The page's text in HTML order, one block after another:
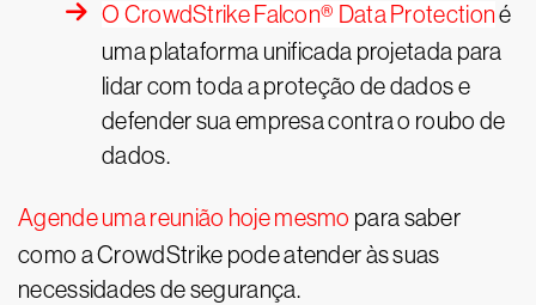
O CrowdStrike Falcon® Data Protectioné
uma plataforma unificada projetada para
lidar com toda a proteção de dados e
defender sua empresa contra o roubo de
dados.
Agende uma reunião hoje mesmo para saber
como a CrowdStrike pode atender às suas
necessidades de segurança.